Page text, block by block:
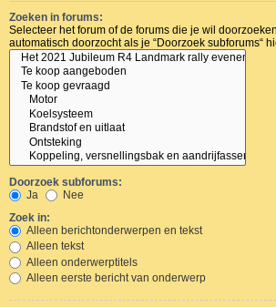
Zoeken in forums:
Selecteer het forum of de forums die je wil
automatisch doorzocht als je “Doorzoek subforums“
Doorzoek subforums:
Ja
Nee
Zoek in:
Alleen berichtonderwerpen en tekst
Alleen tekst
Alleen onderwerptitels
Alleen eerste bericht van onderwerp